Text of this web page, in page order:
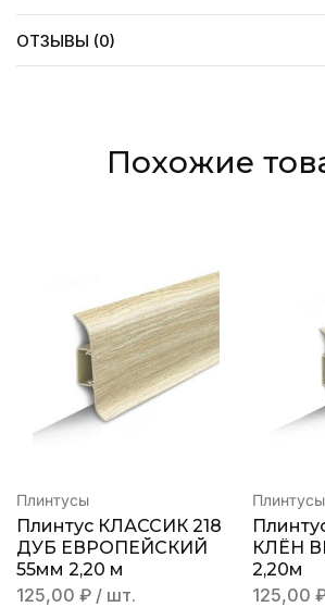
ОТЗЫВЫ (0)
Похожие
Плинтусы
Плинтус КЛАССИК 218
ДУБ ЕВРОПЕЙСКИЙ
55мм 2,20 м
125,00 ₽ / шт.
Плинтусы
КЛЁН
2,20м
125,00